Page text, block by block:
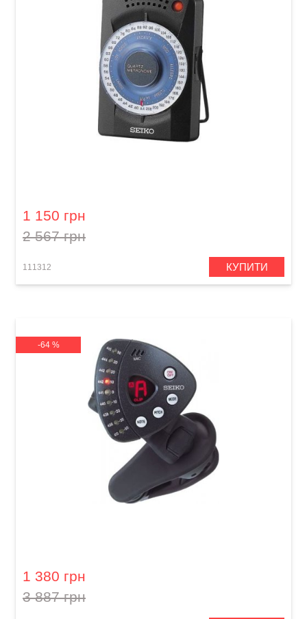
1 150 грн
2 567 грн
111312 КУПИТИ
-64 %
1 380 грн
3 887 грн